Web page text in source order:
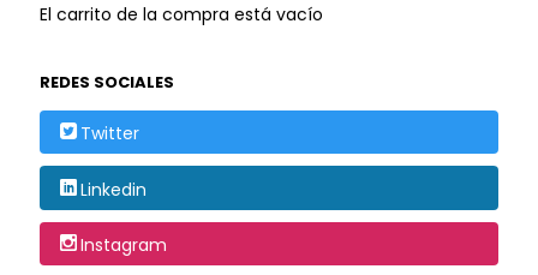
El carrito de la compra está vacío
REDES SOCIALES
Twitter
Linkedin
Instagram